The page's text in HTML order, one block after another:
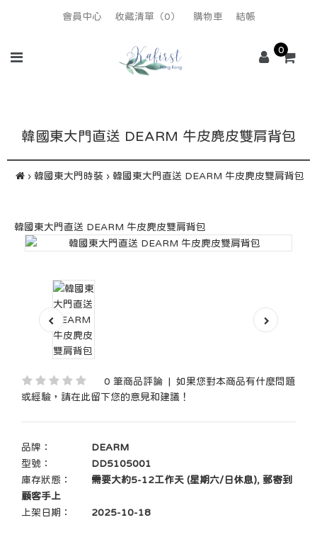
會員中心 收藏清單（0） 購物車 結帳
0
韓國東大門直送 DEARM 牛皮麂皮雙肩背包
韓國東大門時裝 韓國東大門直送 DEARM 牛皮麂皮雙肩背包
韓國東大門直送 DEARM 牛皮麂皮雙肩背包
0 筆商品評論
如果您對本商品有什麼問題
或經驗，請在此留下您的意見和建議！
品牌：
DEARM
型號：
DD5105001
庫存狀態：
需要大約5-12工作天 (星期六/日休息), 郵寄到
顧客手上
上架日期：
2025-10-18